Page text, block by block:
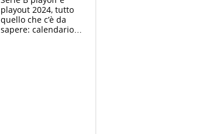
playout 2024, tutto
quello che c’è da
sapere: calendario,